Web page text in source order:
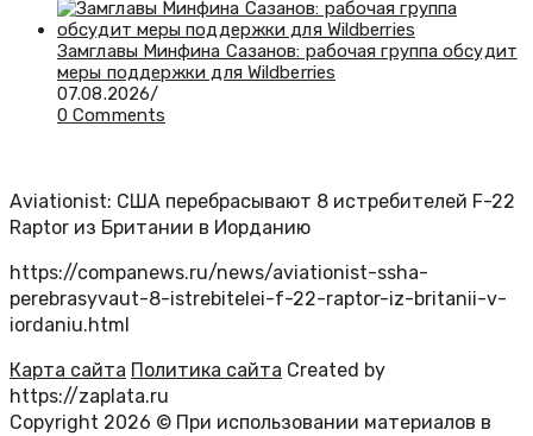
Замглавы Минфина Сазанов: рабочая группа обсудит
меры поддержки для Wildberries
07.08.2026/
0 Comments
Aviationist: США перебрасывают 8 истребителей F-22
Raptor из Британии в Иорданию
https://companews.ru/news/aviationist-ssha-
perebrasyvaut-8-istrebitelei-f-22-raptor-iz-britanii-v-
iordaniu.html
Карта сайта Политика сайта Created by
https://zaplata.ru
Copyright 2026 © При использовании материалов в